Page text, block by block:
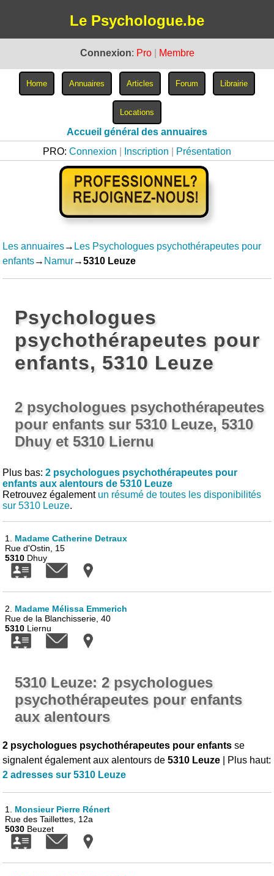
Le Psychologue.be
Connexion: Pro Membre
Accueil général des annuaires
PRO: Connexion Inscription Présentation
Les annuaires→ Les Psychologues psychothérapeutes pour
enfants→ Namur→5310 Leuze
Psychologues
psychothérapeutes pour
enfants, 5310 Leuze
2 psychologues psychothérapeutes
pour enfants sur 5310 Leuze, 5310
Dhuy et 5310 Liernu
Plus bas:2 psychologues psychothérapeutes pour
enfants aux alentours de 5310 Leuze
Retrouvez également un résumé de toutes les disponibilités
sur 5310 Leuze.
1. Madame Catherine Detraux
Rue d'Ostin, 15
5310 Dhuy
2. Madame Mélissa Emmerich
Rue de la Blanchisserie, 40
5310 Liernu
5310 Leuze: 2 psychologues
psychothérapeutes pour enfants
aux alentours
2 psychologues psychothérapeutes pour enfants se
signalent également aux alentours de5310 Leuze | Plus haut:
2 adresses sur 5310 Leuze
1. Monsieur Pierre Rénert
Rue des Taillettes, 12a
5030 Beuzet